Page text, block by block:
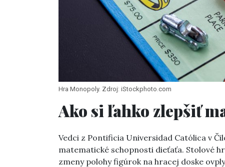
Hra Monopoly. Zdroj: iStockphoto.com
Ako si ľahko zlepšiť
Vedci z Pontificia Universidad Católica v
matematické schopnosti dieťaťa. Stolové
zmeny polohy figúrok na hracej doske